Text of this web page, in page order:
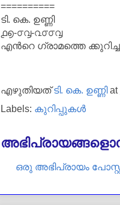
==========
ടി. കെ. ഉണ്ണി
൧൭-൦൮-൨൦൦൮
എന്‍റെ ഗ്രാമത്തെ
എഴുതിയത്ടി. കെ. ഉണ്ണി at
Labels: കുറിപ്പുകള്‍
ഒരു അഭിപ്രായം